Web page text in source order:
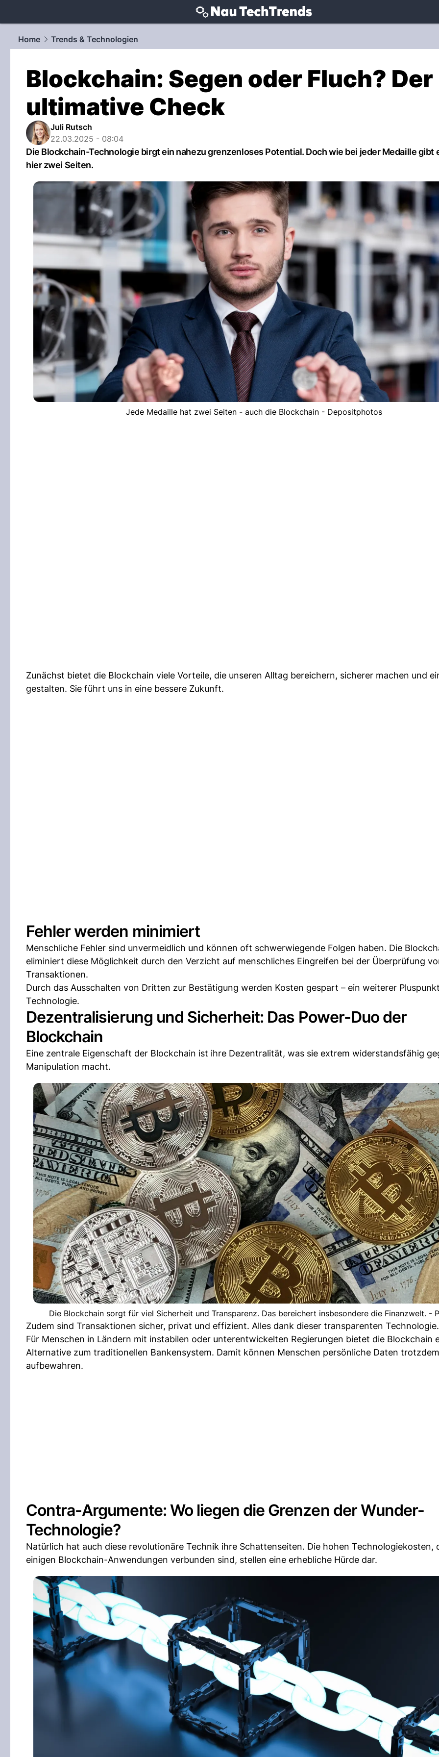
techtrends.NAU.ch
Home
Trends & Technologien
Blockchain: Segen oder Fluch? Der
ultimative Check
Juli Rutsch
22.03.2025 - 08:04
Die Blockchain-Technologie birgt ein nahezu grenzenloses Potential. Doch wie bei jeder Medaille gibt
hier zwei Seiten.
Jede Medaille hat zwei Seiten - auch die Blockchain - Depositphotos
Zunächst bietet die Blockchain viele Vorteile, die unseren Alltag bereichern, sicherer machen und
gestalten. Sie führt uns in eine bessere Zukunft.
Fehler werden minimiert
Menschliche Fehler sind unvermeidlich und können oft schwerwiegende Folgen haben. Die
eliminiert diese Möglichkeit durch den Verzicht auf menschliches Eingreifen bei der Überprüfung
Transaktionen.
Durch das Ausschalten von Dritten zur Bestätigung werden Kosten gespart – ein weiterer
Technologie.
Dezentralisierung und Sicherheit: Das Power-Duo der
Blockchain
Eine zentrale Eigenschaft der Blockchain ist ihre Dezentralität, was sie extrem widerstandsfähig
Manipulation macht.
Die Blockchain sorgt für viel Sicherheit und Transparenz. Das bereichert insbesondere die Finanzwelt. -
Zudem sind Transaktionen sicher, privat und effizient. Alles dank dieser transparenten Technologie.
Für Menschen in Ländern mit instabilen oder unterentwickelten Regierungen bietet die Blockchain
Alternative zum traditionellen Bankensystem. Damit können Menschen persönliche Daten
aufbewahren.
Contra-Argumente: Wo liegen die Grenzen der Wunder-
Technologie?
Natürlich hat auch diese revolutionäre Technik ihre Schattenseiten. Die hohen Technologiekosten,
einigen Blockchain-Anwendungen verbunden sind, stellen eine erhebliche Hürde dar.